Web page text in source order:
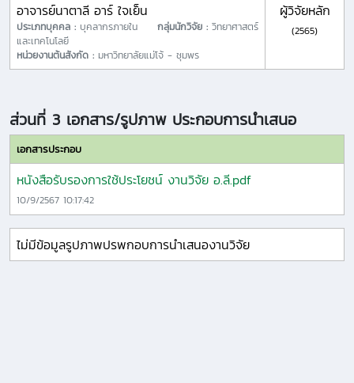
อาจารย์นาตาลี อาร์ ใจเย็น
ประเภทบุคคล : บุคลากรภายใน กลุ่มนักวิจัย : วิทยาศาสตร์
และเทคโนโลยี
หน่วยงานต้นสังกัด : มหาวิทยาลัยแม่โจ้ - ชุมพร
ผู้วิจัยหลัก
(2565)
ส่วนที่ 3 เอกสาร/รูปภาพ ประกอบการนำเสนอ
เอกสารประกอบ
หนังสือรับรองการใช้ประโยชน์ งานวิจัย อ.ลี.pdf
10/9/2567 10:17:42
ไม่มีข้อมูลรูปภาพปรพกอบการนำเสนองานวิจัย